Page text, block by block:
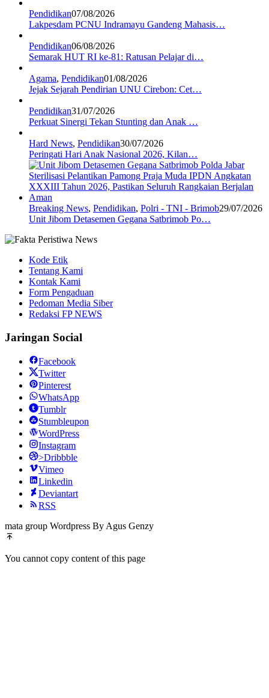
Pendidikan07/08/2026
Lakpesdam PCNU Indramayu Gandeng Mahasis…
Pendidikan06/08/2026
Semarak HUT RI ke-81: Ratusan Pelajar di…
Agama, Pendidikan01/08/2026
Jejak Sejarah Pendirian UNU Cirebon: Cet…
Pendidikan31/07/2026
Perkuat Sinergi Tekan Stunting dan Anak …
Hard News, Pendidikan30/07/2026
Peringati Hari Anak Nasional 2026, Kilan…
Breaking News, Pendidikan, Polri - TNI - Brimob29/07/2026
Unit Jibom Detasemen Gegana Satbrimob Po…
Kode Etik
Tentang Kami
Kontak Kami
Form Pengaduan
Pedoman Media Siber
Redaksi FP NEWS
Jaringan Social
Facebook
Twitter
Pinterest
WhatsApp
Tumblr
Stumbleupon
WordPress
Instagram
>Dribbble
Vimeo
Linkedin
Deviantart
RSS
mata group Wordpress By Agus Genzy
You cannot copy content of this page